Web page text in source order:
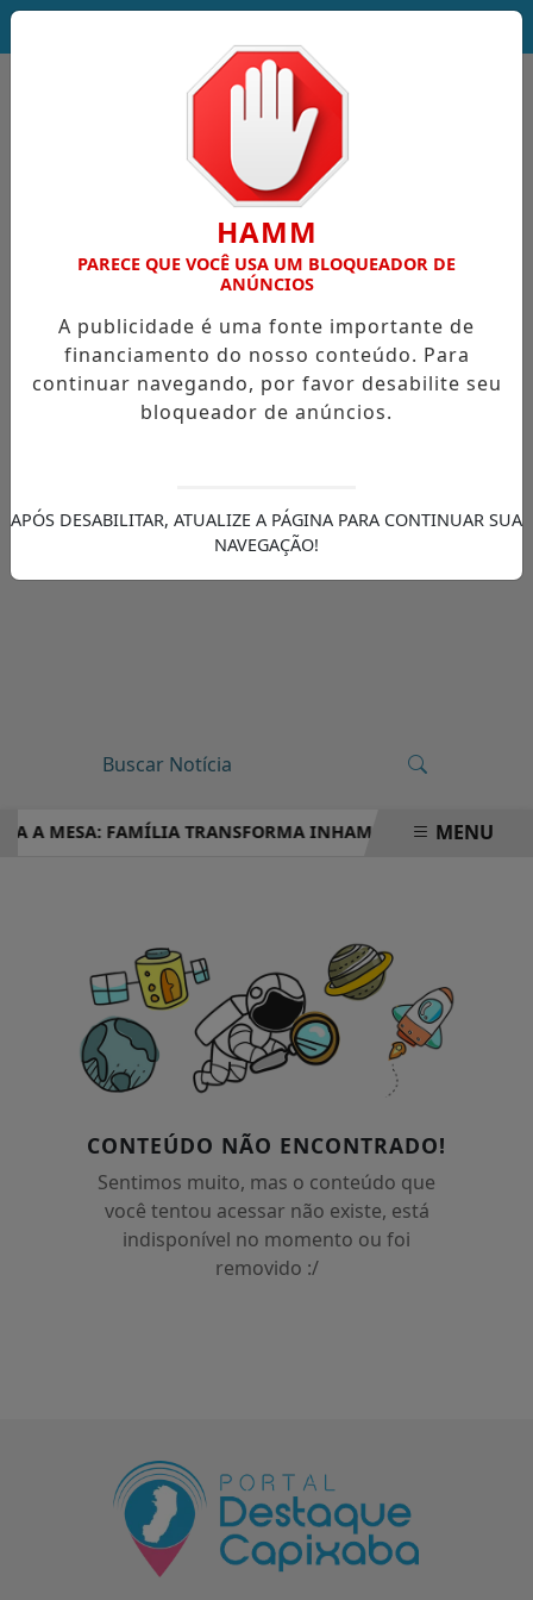
A MESA: FAMÍLIA TRANSFORMA INHAME EM DOCES, PÃES
MENU
CONTEÚDO NÃO ENCONTRADO!
Sentimos muito, mas o conteúdo que
você tentou acessar não existe, está
indisponível no momento ou foi
removido :/
HAMM
PARECE QUE VOCÊ USA UM BLOQUEADOR DE
ANÚNCIOS
A publicidade é uma fonte importante de
financiamento do nosso conteúdo. Para
continuar navegando, por favor desabilite seu
bloqueador de anúncios.
APÓS DESABILITAR, ATUALIZE A PÁGINA PARA CONTINUAR SUA
NAVEGAÇÃO!
Termos de Uso e Privacidade